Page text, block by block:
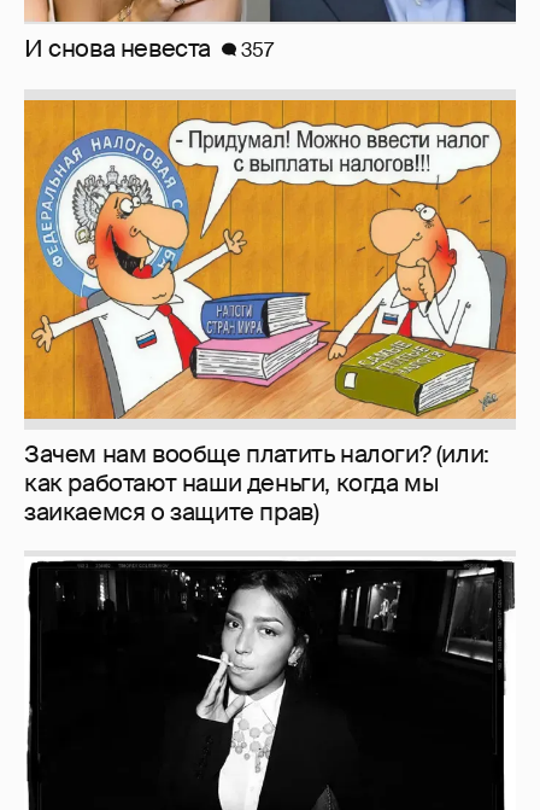
И снова невеста 357
Зачем нам вообще платить налоги? (или:
как работают наши деньги, когда мы
заикаемся о защите прав)